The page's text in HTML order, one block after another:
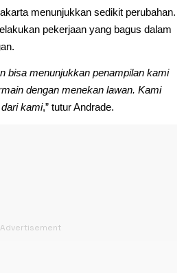
menunjukkan sedikit perubahan.
pekerjaan yang bagus dalam
bisa menunjukkan penampilan kami
dengan menekan lawan. Kami
kami,” tutur Andrade.